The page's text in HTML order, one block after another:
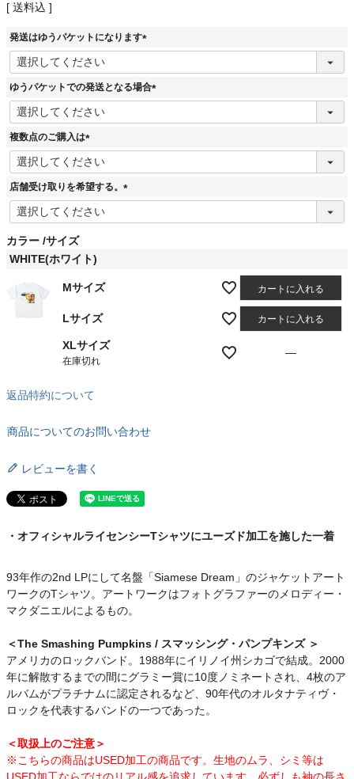
送料込
発送はゆうパケットになります
(
須
ゆうパケットでの発送となる場合
(
複数点のご購入は
(
必
須
店舗受け取りを希望する。
(
カラー サイズ
WHITE(ホワイト)
Mサイズ カートに入れる
Lサイズ カートに入れる
XLサイズ
在庫切れ
—
返品特約について
商品についてのお問い合わせ
レビューを書く
・オフィシャルライセンシーTシャツにユーズド加工を施した一着
93年作の2nd LPにして名盤「Siamese Dream」のジャケットアート
ワークのTシャツ。アートワークはフォトグラファーのメロディー・
マクダニエルによるもの。
＜The Smashing Pumpkins / スマッシング・パンプキンズ ＞
アメリカのロックバンド。1988年にイリノイ州シカゴで結成。2000
年に解散するまでの間にグラミー賞に10度ノミネートされ、4枚のア
ルバムがプラチナムに認定されるなど、90年代のオルタナティヴ・
ロックを代表するバンドの一つであった。
＜取扱上のご注意＞
※こちらの商品はUSED加工の商品です。生地のムラ、シミ等は
USED加工ならではのリアル感を追求しています。必ずしも袖の長さ